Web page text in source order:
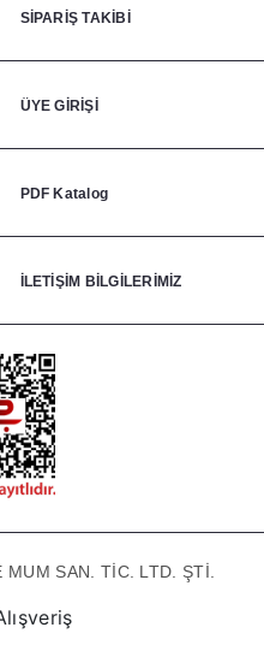
SİPARİŞ TAKİBİ
ÜYE GİRİŞİ
PDF Katalog
İLETİŞİM BİLGİLERİMİZ
SAN. TİC. LTD. ŞTİ.